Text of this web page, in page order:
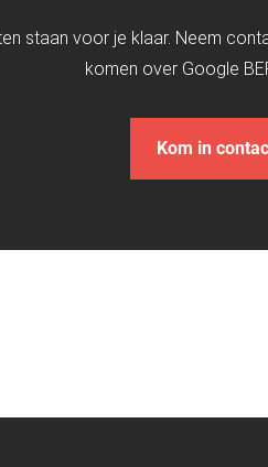
staan voor je klaar. Neem
komen over Google
Kom in